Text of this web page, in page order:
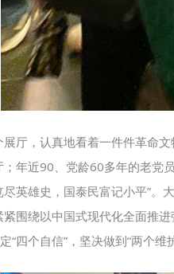
展厅，认真地看着一件件革命
年近90、党龄60多年的老党
英雄史，国泰民富记小平”。
围绕以中国式现代化全面推
“四个自信”，坚决做到“两个